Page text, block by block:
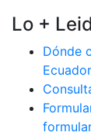
Lo +
Dónde
Ecuador